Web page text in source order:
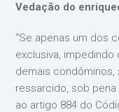
Vedação do
“Se apenas um dos
exclusiva,
demais
ressarcido, sob
ao artigo 884 do